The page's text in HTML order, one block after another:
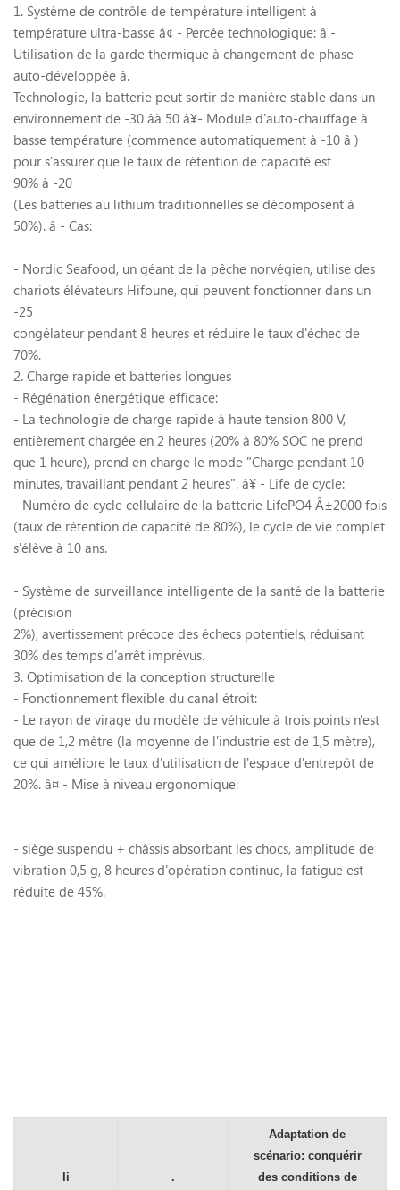
1. Système de contrôle de température intelligent à
température ultra-basse â¢ - Percée technologique: â -
Utilisation de la garde thermique à changement de phase
auto-développée â.
Technologie, la batterie peut sortir de manière stable dans un
environnement de -30 âà 50 â¥- Module d'auto-chauffage à
basse température (commence automatiquement à -10 â )
pour s'assurer que le taux de rétention de capacité est
90% à -20
(Les batteries au lithium traditionnelles se décomposent à
50%). â - Cas:
- Nordic Seafood, un géant de la pêche norvégien, utilise des
chariots élévateurs Hifoune, qui peuvent fonctionner dans un
-25
congélateur pendant 8 heures et réduire le taux d'échec de
70%.
2. Charge rapide et batteries longues
- Régénation énergétique efficace:
- La technologie de charge rapide à haute tension 800 V,
entièrement chargée en 2 heures (20% à 80% SOC ne prend
que 1 heure), prend en charge le mode "Charge pendant 10
minutes, travaillant pendant 2 heures". â¥ - Life de cycle:
- Numéro de cycle cellulaire de la batterie LifePO4 Â±2000 fois
(taux de rétention de capacité de 80%), le cycle de vie complet
s'élève à 10 ans.
- Système de surveillance intelligente de la santé de la batterie
(précision
2%), avertissement précoce des échecs potentiels, réduisant
30% des temps d'arrêt imprévus.
3. Optimisation de la conception structurelle
- Fonctionnement flexible du canal étroit:
- Le rayon de virage du modèle de véhicule à trois points n'est
que de 1,2 mètre (la moyenne de l'industrie est de 1,5 mètre),
ce qui améliore le taux d'utilisation de l'espace d'entrepôt de
20%. â¤ - Mise à niveau ergonomique:
- siège suspendu + châssis absorbant les chocs, amplitude de
vibration 0,5 g, 8 heures d'opération continue, la fatigue est
réduite de 45%.
Ii .
Adaptation de
scénario: conquérir
des conditions de